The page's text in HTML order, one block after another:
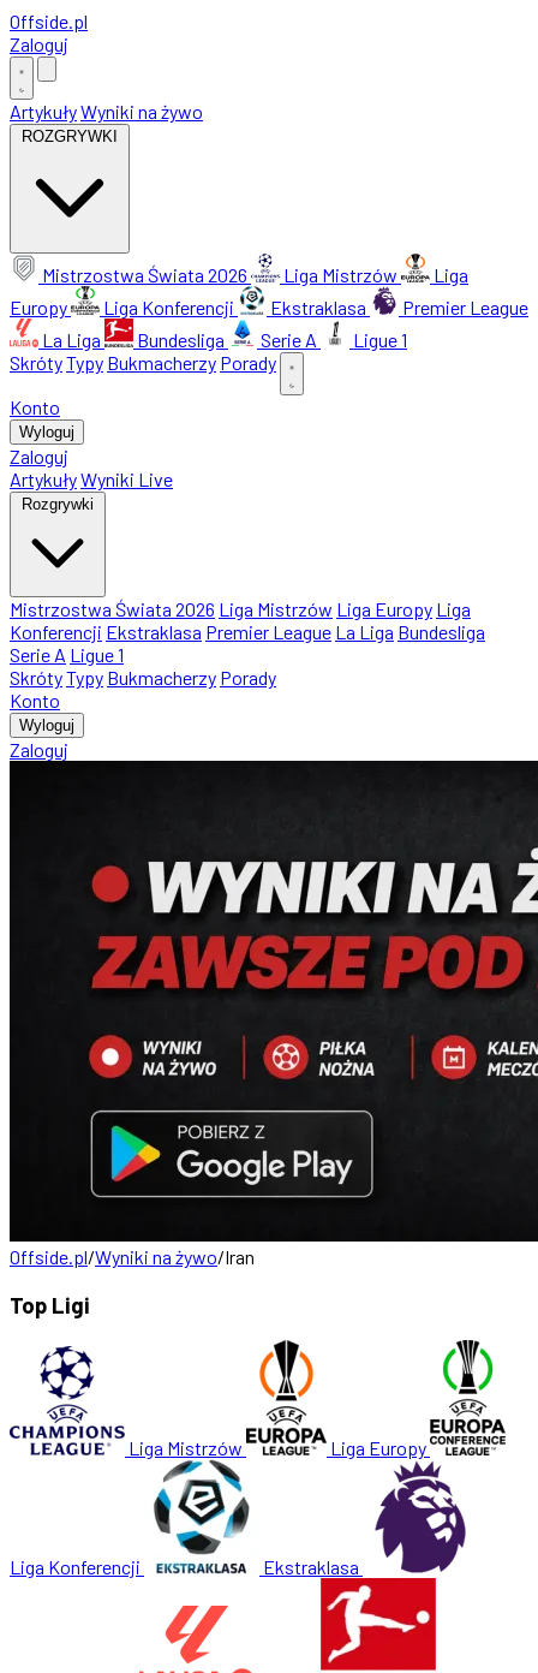
Offside.pl
Zaloguj
ArtykułyWyniki na żywo
ROZGRYWKI
Mistrzostwa Świata 2026 Liga Mistrzów
Liga
Europy
Liga Konferencji Ekstraklasa
Premier League
La Liga
Bundesliga Serie A
Ligue 1
SkrótyTypy Bukmacherzy Porady
Konto
Wyloguj
Zaloguj
ArtykułyWyniki Live
Rozgrywki
Mistrzostwa Świata 2026 Liga Mistrzów Liga Europy Liga
Konferencji Ekstraklasa Premier League La Liga Bundesliga
Serie A Ligue 1
SkrótyTypy Bukmacherzy Porady
Konto
Wyloguj
Zaloguj
Offside.pl/Wyniki na żywo/Iran
Top Ligi
Liga Mistrzów Liga Europy
Liga Konferencji Ekstraklasa